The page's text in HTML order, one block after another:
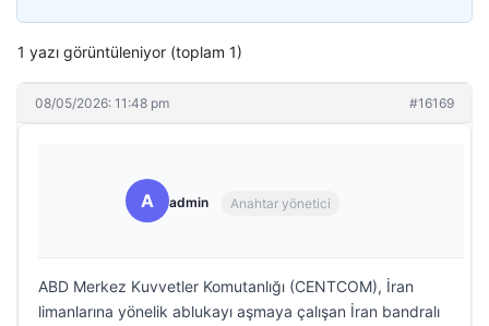
1 yazı görüntüleniyor (toplam 1)
08/05/2026: 11:48 pm #16169
A admin Anahtar yönetici
ABD Merkez Kuvvetler Komutanlığı (CENTCOM), İran
limanlarına yönelik ablukayı aşmaya çalışan İran bandralı